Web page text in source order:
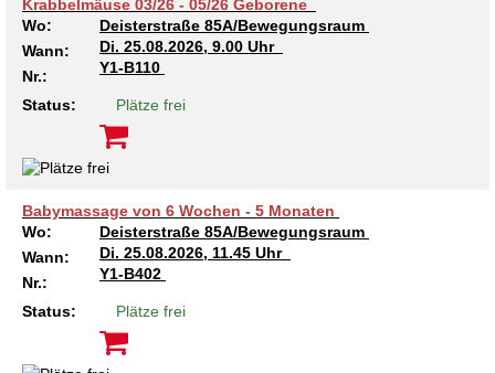
Krabbelmäuse 03/26 - 05/26 Geborene
Wo:
Deisterstraße 85A/Bewegungsraum
Wann:
Di. 25.08.2026, 9.00 Uhr
Nr.:
Y1-B110
Status: Plätze frei
Babymassage von 6 Wochen - 5 Monaten
Wo:
Deisterstraße 85A/Bewegungsraum
Wann:
Di. 25.08.2026, 11.45 Uhr
Nr.:
Y1-B402
Status: Plätze frei